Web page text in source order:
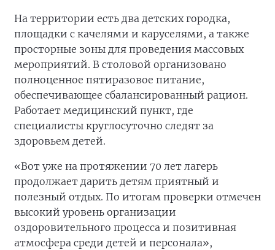
На территории есть два детских городка,
площадки с качелями и каруселями, а также
просторные зоны для проведения массовых
мероприятий. В столовой организовано
полноценное пятиразовое питание,
обеспечивающее сбалансированный рацион.
Работает медицинский пункт, где
специалисты круглосуточно следят за
здоровьем детей.
«Вот уже на протяжении 70 лет лагерь
продолжает дарить детям приятный и
полезный отдых. По итогам проверки отмечен
высокий уровень организации
оздоровительного процесса и позитивная
атмосфера среди детей и персонала»,